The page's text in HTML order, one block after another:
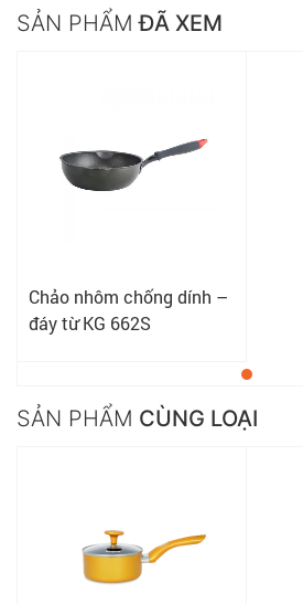
SẢN PHẨM ĐÃ XEM
Chảo nhôm chống dính –
đáy từ KG 662S
SẢN PHẨM CÙNG LOẠI